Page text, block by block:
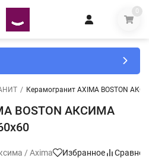
0
/ Керамогранит AXIMA BOSTON
BOSTON АКСИМА
/ Axima Избранное